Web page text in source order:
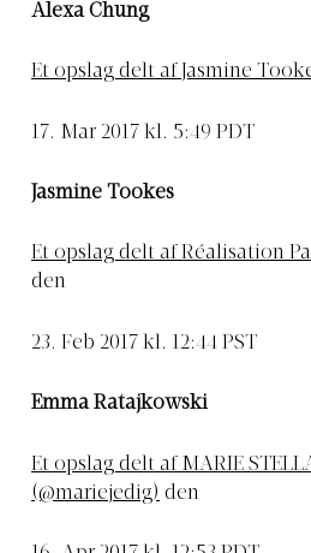
Alexa Chung
Et opslag delt af Jasmine
17. Mar 2017 kl. 5:49 PDT
Jasmine Tookes
Et opslag delt af Réalisation
den
23. Feb 2017 kl. 12:44 PST
Emma Ratajkowski
Et opslag delt af MARIE
(@mariejedig) den